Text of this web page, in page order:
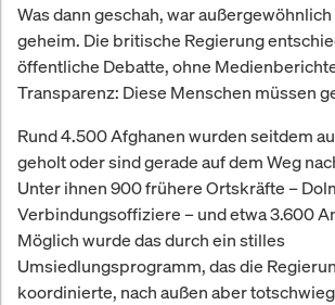
Was dann geschah, war
geheim. Die britische Regierung
öffentliche Debatte, ohne
Transparenz: Diese Menschen müssen
Rund 4.500 Afghanen wurden seitdem
geholt oder sind gerade auf dem Weg
Unter ihnen 900 frühere Ortskräfte –
Verbindungsoffiziere – und etwa 3.600
Möglich wurde das durch ein stilles
Umsiedlungsprogramm, das die
koordinierte, nach außen aber